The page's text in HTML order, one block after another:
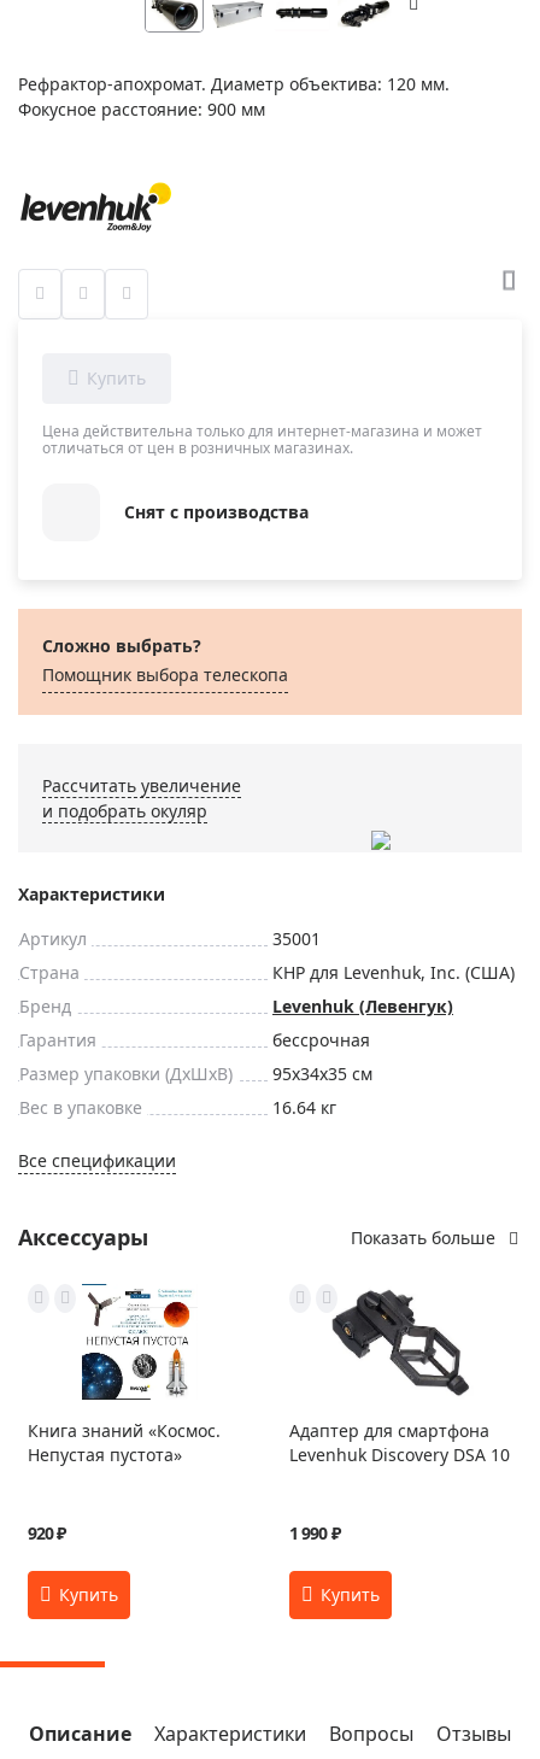
Рефрактор-апохромат. Диаметр объектива: 120 мм.
Фокусное расстояние: 900 мм
Цена действительна только для интернет-магазина и может
отличаться от цен в розничных магазинах.
Снят с производства
Сложно выбрать?
Помощник выбора телескопа
Рассчитать увеличение
и подобрать окуляр
Характеристики
Артикул
35001
Страна
КНР для Levenhuk, Inc. (США)
Бренд
Levenhuk (Левенгук)
Гарантия
бессрочная
Размер упаковки (ДxШxВ)
95x34x35 см
Вес в упаковке
16.64 кг
Все спецификации
Аксессуары Показать больше
Книга знаний «Космос.
Непустая пустота»
920 ₽
Адаптер для смартфона
Levenhuk Discovery DSA 10
1 990 ₽
Описание Характеристики Вопросы Отзывы